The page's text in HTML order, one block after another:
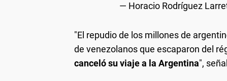
— Horacio Rodríguez
"El repudio de los millones de
de venezolanos que escaparon del
canceló su viaje a la Argentina",